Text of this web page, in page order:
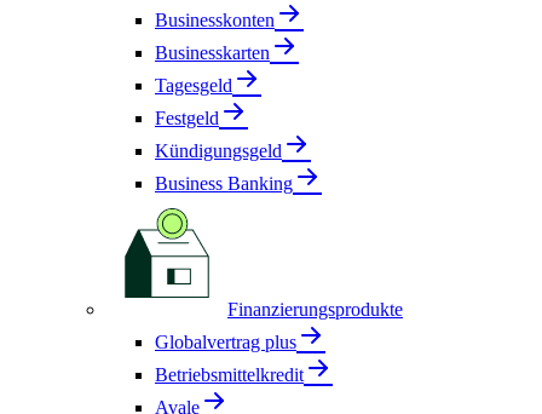
Businesskonten
Businesskarten
Tagesgeld
Festgeld
Kündigungsgeld
Business Banking
Finanzierungsprodukte
Globalvertrag plus
Betriebsmittelkredit
Avale